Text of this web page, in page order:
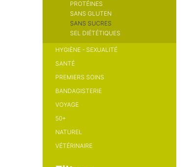
PROTÉINES
SANS GLUTEN
SANS SUCRES
SEL DIÉTÉTIQUES
HYGIÈNE - SEXUALITÉ
SANTÉ
PREMIERS SOINS
BANDAGISTERIE
VOYAGE
50+
NATUREL
VÉTÉRINAIRE